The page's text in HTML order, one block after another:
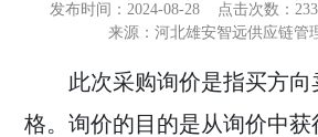
发布时间：2024-08-28 点击次数：
来源：河北雄安智远供应链管
此次采购询价是指买方
格。询价的目的是从询价中